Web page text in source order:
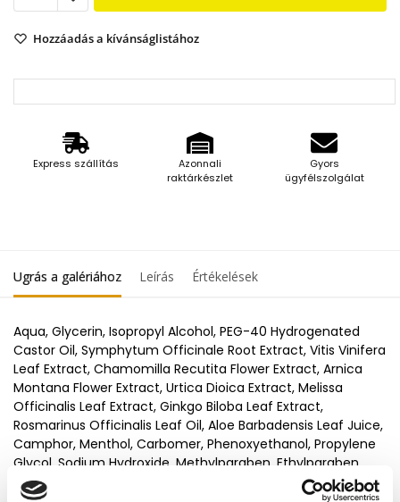
Hozzáadás a kívánságlistához
Express szállítás
Azonnali
raktárkészlet
Gyors
ügyfélszolgálat
Ugrás a galériához Leírás Értékelések
Aqua, Glycerin, Isopropyl Alcohol, PEG-40 Hydrogenated
Castor Oil, Symphytum Officinale Root Extract, Vitis Vinifera
Leaf Extract, Chamomilla Recutita Flower Extract, Arnica
Montana Flower Extract, Urtica Dioica Extract, Melissa
Officinalis Leaf Extract, Ginkgo Biloba Leaf Extract,
Rosmarinus Officinalis Leaf Oil, Aloe Barbadensis Leaf Juice,
Camphor, Menthol, Carbomer, Phenoxyethanol, Propylene
Glycol, Sodium Hydroxide, Methylparaben, Ethylparaben,
Ethylhexylglycerin, CI 19140, CI 42090, Limonene, Linalool